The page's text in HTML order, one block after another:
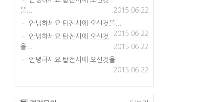
을...
2015.06.22
•
안녕하세요 탑전시에 오신것을...
2015.06.22
•
안녕하세요 탑전시에 오신것
을...
2015.06.22
•
안녕하세요 탑전시에 오신것을...
2015.06.22